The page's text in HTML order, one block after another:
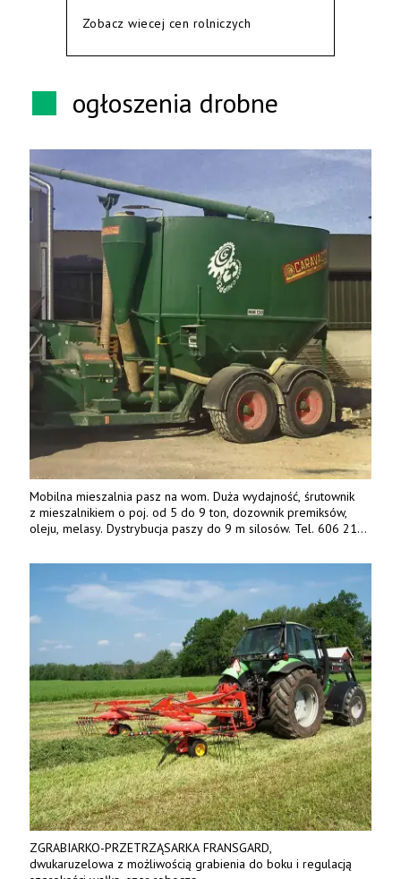
Zobacz wiecej cen rolniczych
ogłoszenia drobne
Mobilna mieszalnia pasz na wom. Duża wydajność, śrutownik
z mieszalnikiem o poj. od 5 do 9 ton, dozownik premiksów,
oleju, melasy. Dystrybucja paszy do 9 m silosów. Tel. 606 211
ZGRABIARKO-PRZETRZĄSARKA FRANSGARD,
dwukaruzelowa z możliwością grabienia do boku i regulacją